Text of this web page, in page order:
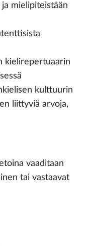
mielipiteistään
kielirepertuaarin
kulttuurin
liittyviä arvoja,
vaaditaan
tai vastaavat